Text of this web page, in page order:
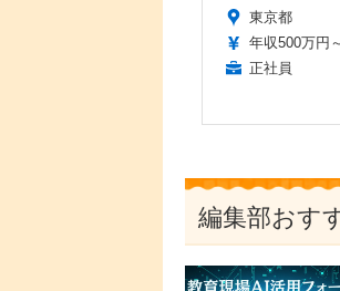
東京都
年収500万円
正社員
編集部おす